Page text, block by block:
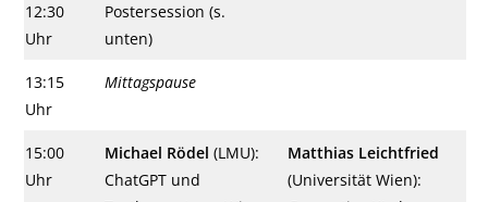
12:30
Uhr
Postersession (s.
unten)
13:15
Uhr
Mittagspause
15:00
Uhr
Michael Rödel(LMU):
ChatGPT und
Matthias Leichtfried
(Universität Wien):